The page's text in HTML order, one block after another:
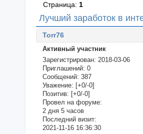
Лучший заработок в
Страница: 1
Torr76
Активный участник
Зарегистрирован: 2018-03-06
Приглашений: 0
Сообщений: 387
Уважение: [+0/-0]
Позитив: [+0/-0]
Провел на форуме:
2 дня 5 часов
Последний визит:
2021-11-16 16:36:30